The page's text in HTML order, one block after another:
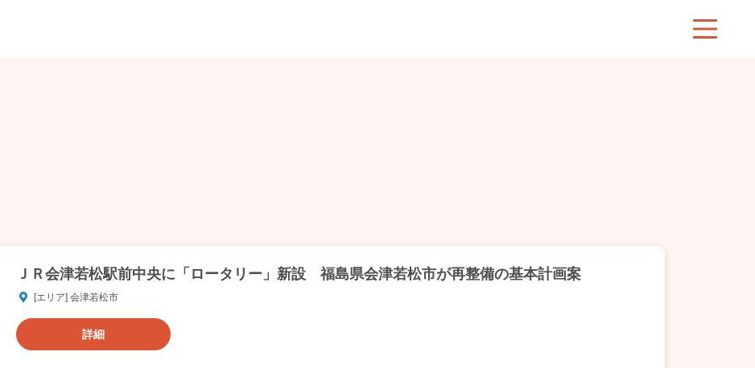
ＪＲ会津若松駅前中央に「ロータリー」新設 福島県会津若松市が再整備の基本計画案
[エリア] 会津若松市
詳細